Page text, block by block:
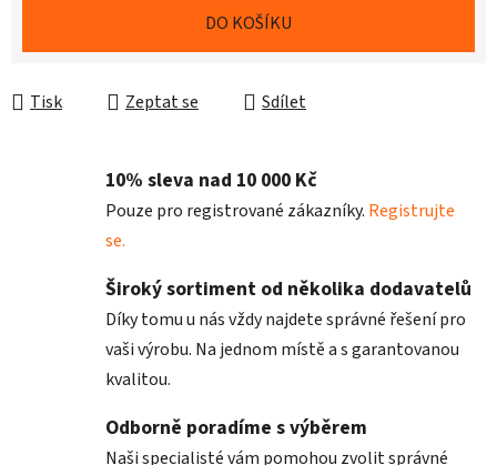
DO KOŠÍKU
Tisk Zeptat se Sdílet
10% sleva nad 10 000 Kč
Pouze pro registrované zákazníky. Registrujte
se.
Široký sortiment od několika dodavatelů
Díky tomu u nás vždy najdete správné řešení pro
vaši výrobu. Na jednom místě a s garantovanou
kvalitou.
Odborně poradíme s výběrem
Naši specialisté vám pomohou zvolit správné